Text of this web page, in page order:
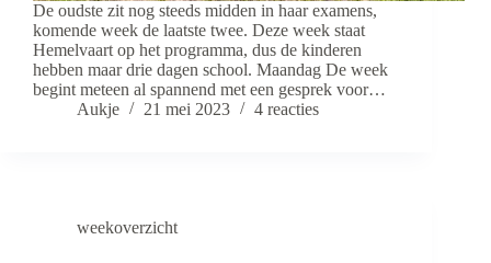
De oudste zit nog steeds midden in haar examens,
komende week de laatste twee. Deze week staat
Hemelvaart op het programma, dus de kinderen
hebben maar drie dagen school. Maandag De week
begint meteen al spannend met een gesprek voor…
Aukje
21 mei 2023 4 reacties
weekoverzicht